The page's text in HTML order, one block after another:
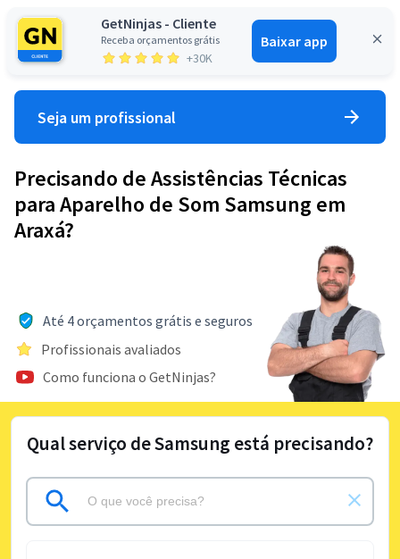
GetNinjas - Cliente
Receba orçamentos grátis
+30K
Baixar app
Entrar
Seja um profissional
Precisando de Assistências Técnicas
para Aparelho de Som Samsung em
Araxá?
Até 4 orçamentos grátis e seguros
Profissionais avaliados
Como funciona o GetNinjas?
Qual serviço de Samsung está precisando?